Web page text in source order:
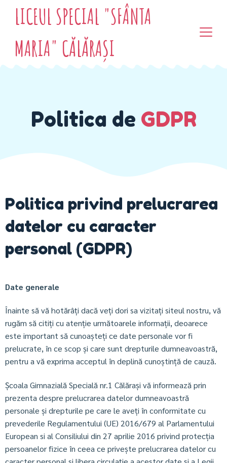
LICEUL SPECIAL "SFÂNTA
MARIA" CĂLĂRAȘI
Politica de GDPR
Politica privind prelucrarea
datelor cu caracter
personal (GDPR)
Date generale
Înainte să vă hotărâți dacă veți dori sa vizitați siteul nostru, vă
rugăm să citiți cu atenție următoarele informații, deoarece
este important să cunoașteți ce date personale vor fi
prelucrate, în ce scop și care sunt drepturile dumneavoastră,
pentru a vă exprima acceptul în deplină cunoștință de cauză.
Școala Gimnazială Specială nr.1 Călărași vă informează prin
prezenta despre prelucrarea datelor dumneavoastră
personale și drepturile pe care le aveți în conformitate cu
prevederile Regulamentului (UE) 2016/679 al Parlamentului
European si al Consiliului din 27 aprilie 2016 privind protecția
persoanelor fizice în ceea ce privește prelucrarea datelor cu